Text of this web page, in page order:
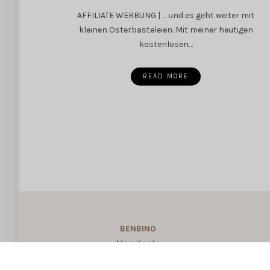
AFFILIATE WERBUNG | … und es geht weiter mit
kleinen Osterbasteleien. Mit meiner heutigen
kostenlosen…
READ MORE
BENBINO
Mein Konto